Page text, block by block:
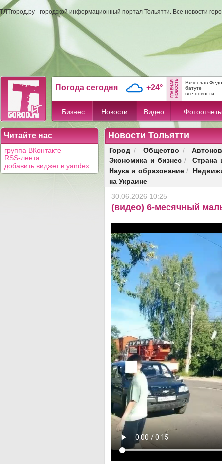
ТЛТгород.ру - городской информационный портал Тольятти. Все новости
Погода сегодня +24°
Вячеслав
батуте
все новости
Бизнес Новости Видео Фотоотчеты
Читайте нас
группа ВКонтакте
RSS-лента
добавить виджет в yandex
Новости Тольятти
Город / Общество /
Экономика и бизнес/
Страна
Наука и образование/
на Украине
30.06.2026 10:25
(видео) 6-месячный